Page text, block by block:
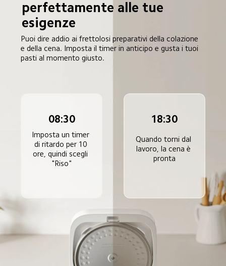
perfettamente alle tue
esigenze
Puoi dire addio ai frettolosi preparativi della colazione
e della cena. Imposta il timer in anticipo e gusta i tuoi
pasti al momento giusto.
08:30
Imposta un timer
di ritardo per 10
ore, quindi scegli
"Riso"
18:30
Quando torni dal
lavoro, la cena è
pronta